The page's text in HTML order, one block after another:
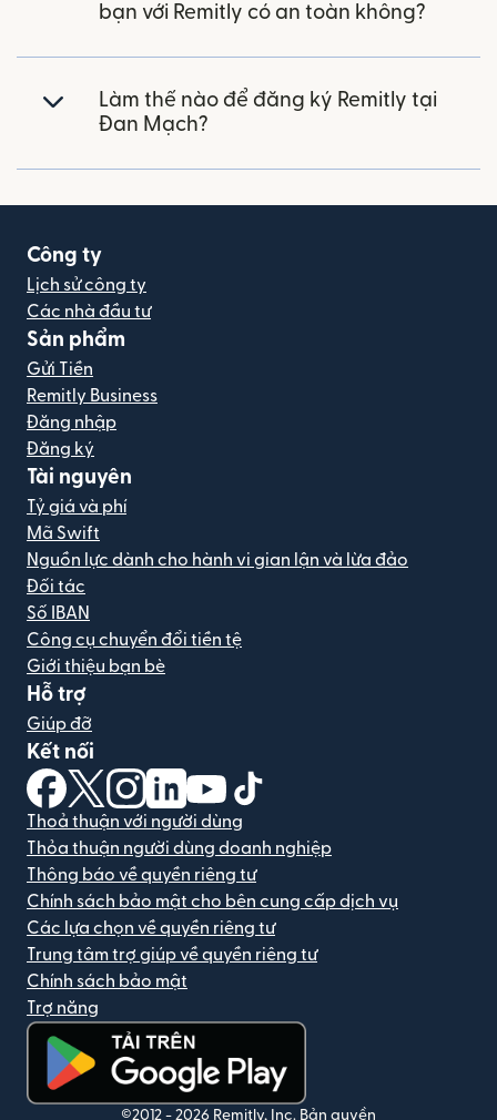
bạn với Remitly có an toàn không?
Làm thế nào để đăng ký Remitly tại
Đan Mạch?
Công ty
Lịch sử công ty
Các nhà đầu tư
Sản phẩm
Gửi Tiền
Remitly Business
Đăng nhập
Đăng ký
Tài nguyên
Tỷ giá và phí
Mã Swift
Nguồn lực dành cho hành vi gian lận và lừa đảo
Đối tác
Số IBAN
Công cụ chuyển đổi tiền tệ
Giới thiệu bạn bè
Hỗ trợ
Giúp đỡ
Kết nối
(mở trong cửa sổ mới)
(mở trong cửa sổ mới)
(mở trong cửa sổ mới)
(mở trong cửa sổ mới)
(mở trong cửa sổ mới)
Thoả thuận với người dùng
Thỏa thuận người dùng doanh nghiệp
Thông báo về quyền riêng tư
Chính sách bảo mật cho bên cung cấp dịch vụ
Các lựa chọn về quyền riêng tư
Trung tâm trợ giúp về quyền riêng tư
Chính sách bảo mật
Trợ năng
(mở trong cửa sổ mới)
©2012 - 2026 Remitly, Inc. Bản quyền